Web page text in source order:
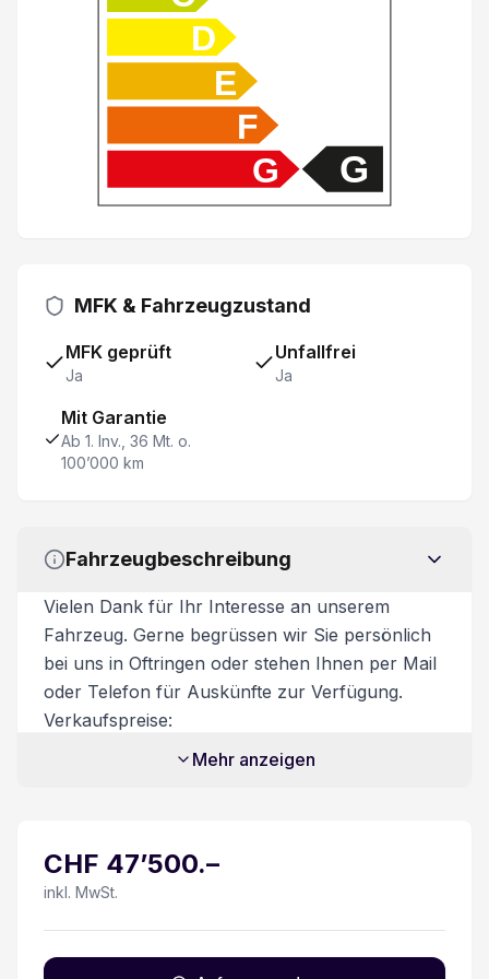
Apple Car Play/ Android Auto
Stop + Start System
Berganfahr- Bergabfahrassistent
Kopfairbag vorne und hinten
LED Tagfahrlicht
Seitenairbag Fahrer und Beifahrerseite
Airbag Fahrer und Beifahrerseite
Details siehe gültige Preisliste des Importeurs
Elektronische Fahrdynamik-Regelung
D
E
F
G
G
MFK & Fahrzeugzustand
MFK geprüft
Ja
Unfallfrei
Ja
Mit Garantie
Ab 1. Inv., 36 Mt. o.
100’000 km
Fahrzeugbeschreibung
Vielen Dank für Ihr Interesse an unserem
Fahrzeug. Gerne begrüssen wir Sie persönlich
bei uns in Oftringen oder stehen Ihnen per Mail
oder Telefon für Auskünfte zur Verfügung.
Verkaufspreise:
Unsere Verkaufspreise sind inkl. 8.1%
erhältlich.
Dieses beinhaltet:
Mehr anzeigen
CHF 47’500.–
inkl. MwSt.